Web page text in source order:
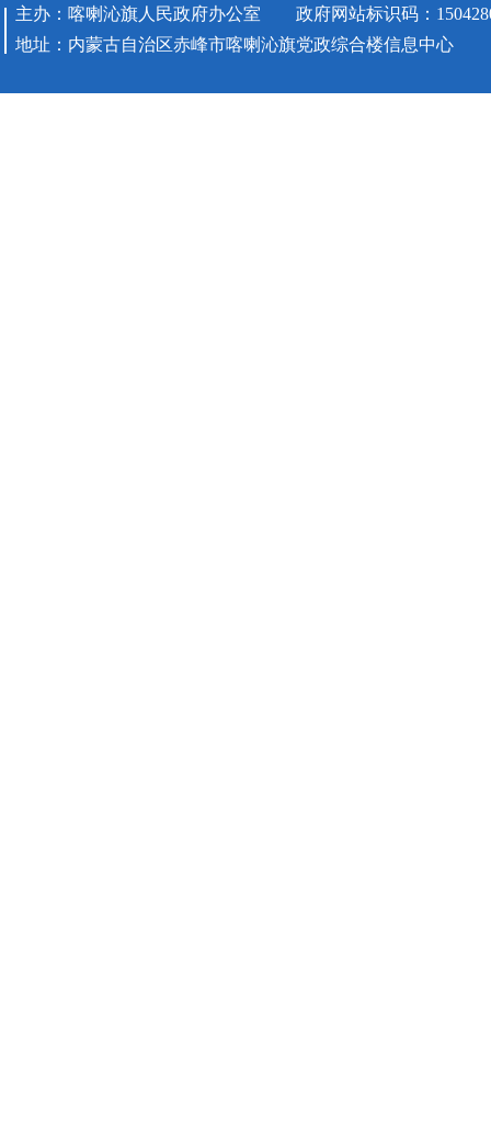
主办：喀喇沁旗人民政府办公室 政府网站标识码：
地址：内蒙古自治区赤峰市喀喇沁旗党政综合楼信息中心